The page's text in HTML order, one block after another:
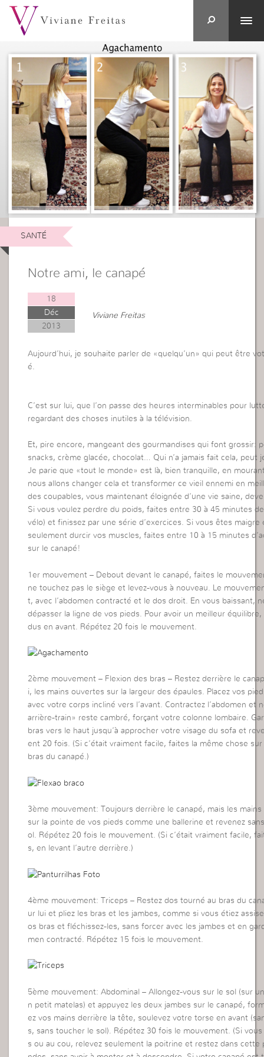
SANTÉ
Notre ami, le canapé
18
Déc
2013
Viviane Freitas
Aujourd’hui, je souhaite parler de «quelqu’un» qui peut être
é.
C’est sur lui, que l’on passe des heures interminables pour
regardant des choses inutiles à la télévision.
Et, pire encore, mangeant des gourmandises qui font grossir:
snacks, crème glacée, chocolat… Qui n’a jamais fait cela, peut
Je parie que «tout le monde» est là, bien tranquille, en
nous allons changer cela et transformer ce vieil ennemi en
des coupables, vous maintenant éloignée d’une vie saine,
Si vous voulez perdre du poids, faites entre 30 à 45 minutes
vélo) et finissez par une série d’exercices. Si vous êtes maigre
seulement durcir vos muscles, faites entre 10 à 15 minutes
sur le canapé!
1er mouvement – Debout devant le canapé, faites le
ne touchez pas le siège et levez-vous à nouveau. Le
t, avec l’abdomen contracté et le dos droit. En vous baissant,
dépasser la ligne de vos pieds. Pour avoir un meilleur
dus en avant. Répétez 20 fois le mouvement.
2ème mouvement – Flexion des bras – Restez derrière le
i, les mains ouvertes sur la largeur des épaules. Placez vos
avec votre corps incliné vers l’avant. Contractez l’abdomen et
arrière-train» reste cambré, forçant votre colonne lombaire.
bras vers le haut jusqu’à approcher votre visage du sofa et
ent 20 fois. (Si c’était vraiment facile, faites la même chose
bras du canapé.)
3ème mouvement: Toujours derrière le canapé, mais les
sur la pointe de vos pieds comme une ballerine et revenez
ol. Répétez 20 fois le mouvement. (Si c’était vraiment facile,
s, en levant l’autre derrière.)
4ème mouvement: Triceps – Restez dos tourné au bras du
ur lui et pliez les bras et les jambes, comme si vous étiez
os bras et fléchissez-les, sans forcer avec les jambes et en
men contracté. Répétez 15 fois le mouvement.
5ème mouvement: Abdominal – Allongez-vous sur le sol (sur
n petit matelas) et appuyez les deux jambes sur le canapé,
ez vos mains derrière la tête, soulevez votre torse en avant
s, sans toucher le sol). Répétez 30 fois le mouvement. (Si
s ou au cou, relevez seulement la poitrine et restez dans cette